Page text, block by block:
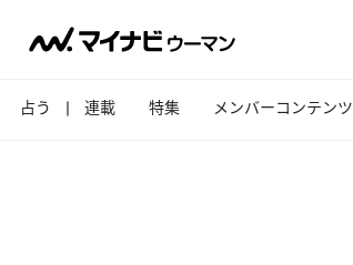
占う 連載 特集 メンバーコンテンツ